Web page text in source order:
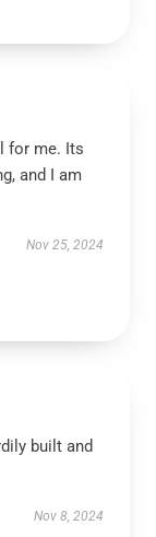
for me. Its
and I am
Nov 25, 2024
built and
Nov 8, 2024